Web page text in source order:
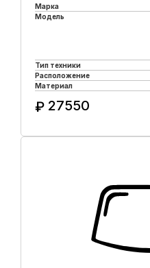
Марка
Модель
Тип техники
Расположение
Материал
₽ 27550